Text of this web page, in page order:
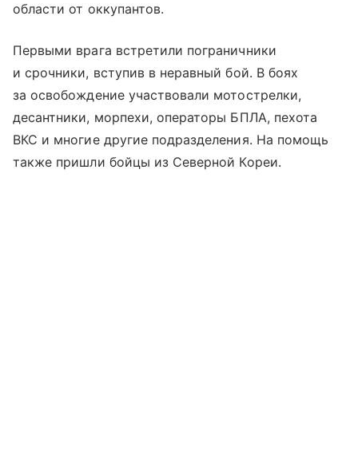
области от оккупантов.
Первыми врага встретили пограничники
и срочники, вступив в неравный бой. В боях
за освобождение участвовали мотострелки,
десантники, морпехи, операторы БПЛА, пехота
ВКС и многие другие подразделения. На помощь
также пришли бойцы из Северной Кореи.